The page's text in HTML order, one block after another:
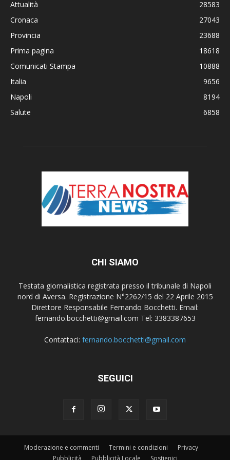
Attualità
28583
Cronaca
27043
Provincia
23688
Prima pagina
18618
Comunicati Stampa
10888
Italia
9656
Napoli
8194
Salute
6858
CHI SIAMO
Testata giornalistica registrata presso il tribunale di Napoli
nord di Aversa. Registrazione N°2262/15 del 22 Aprile 2015
Direttore Responsabile Fernando Bocchetti. Email:
fernando.bocchetti@gmail.com Tel: 3383387653
Contattaci: fernando.bocchetti@gmail.com
SEGUICI
Moderazione e commenti Termini e condizioni
Privacy
Pubblicità
Pubblicità Locale Sostienici